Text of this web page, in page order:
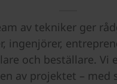
av tekniker ger
ingenjörer,
och beställare. Vi
av projektet – med